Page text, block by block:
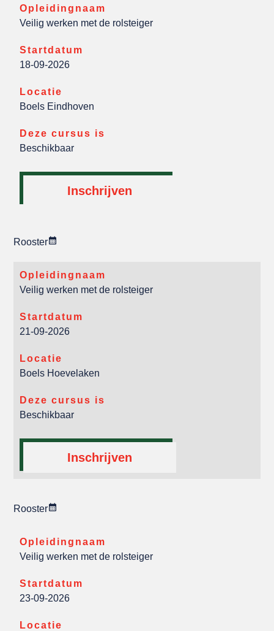
Opleidingnaam
Veilig werken met de rolsteiger
Startdatum
18-09-2026
Locatie
Boels Eindhoven
Deze cursus is
Beschikbaar
Inschrijven
Rooster
Opleidingnaam
Veilig werken met de rolsteiger
Startdatum
21-09-2026
Locatie
Boels Hoevelaken
Deze cursus is
Beschikbaar
Inschrijven
Rooster
Opleidingnaam
Veilig werken met de rolsteiger
Startdatum
23-09-2026
Locatie